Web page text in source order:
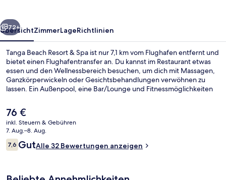
Weiter
72+
ÜbersichtZimmerLageRichtlinien
Tanga Beach Resort & Spa ist nur 7,1 km vom Flughafen entfernt und
bietet einen Flughafentransfer an. Du kannst im Restaurant etwas
essen und den Wellnessbereich besuchen, um dich mit Massagen,
Ganzkörperwickeln oder Gesichtsbehandlungen verwöhnen zu
lassen. Ein Außenpool, eine Bar/Lounge und Fitnessmöglichkeiten
Der
aktuelle
Preis
beträgt
76 €.
76 €
inkl. Steuern & Gebühren
7. Aug.–8. Aug.
Bewertungen
7,67,6 von 10.
GutAlle 32 Bewertungen anzeigen